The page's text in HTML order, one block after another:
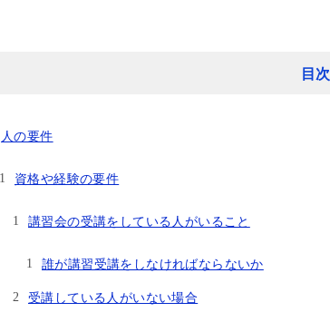
目次
人の要件
資格や経験の要件
講習会の受講をしている人がいること
誰が講習受講をしなければならないか
受講している人がいない場合